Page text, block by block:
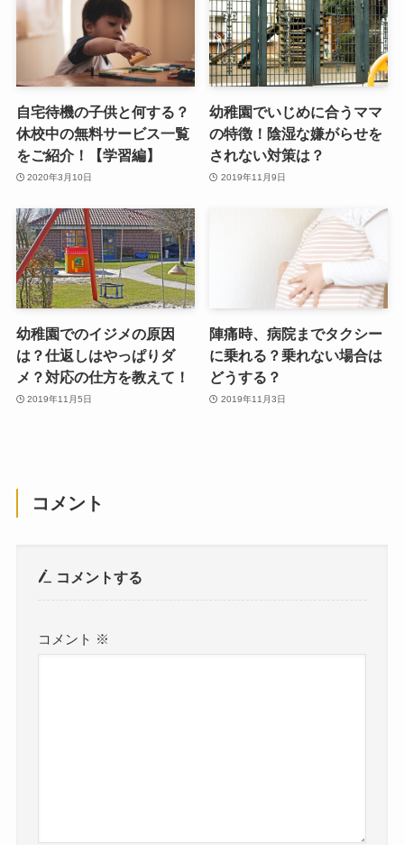
自宅待機の子供と何する？
休校中の無料サービス一覧
をご紹介！【学習編】
2020年3月10日
幼稚園でいじめに合うママ
の特徴！陰湿な嫌がらせを
されない対策は？
2019年11月9日
幼稚園でのイジメの原因
は？仕返しはやっぱりダ
メ？対応の仕方を教えて！
2019年11月5日
陣痛時、病院までタクシー
に乗れる？乗れない場合は
どうする？
2019年11月3日
コメント
コメントする
コメント ※